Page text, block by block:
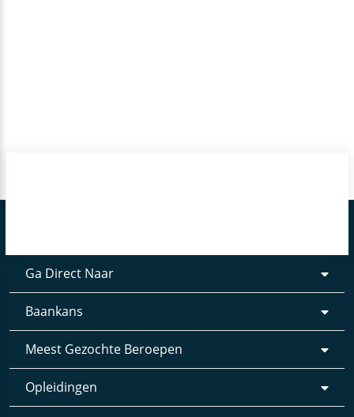
Ga Direct Naar
Baankans
Meest Gezochte Beroepen
Opleidingen